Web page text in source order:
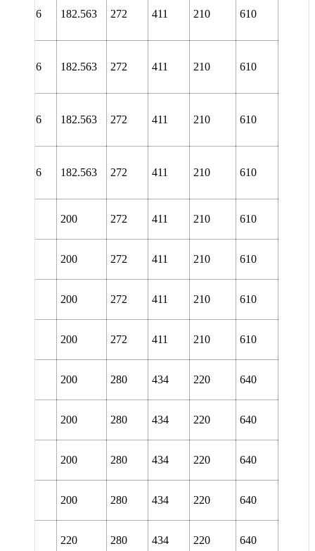
7.3/16
182.563 272 411 210 610
7.3/16
182.563 272 411 210 610
7.3/16
182.563 272 411 210 610
7.3/16
182.563 272 411 210 610
200 272 411 210 610
200 272 411 210 610
200 272 411 210 610
200 272 411 210 610
200 280 434 220 640
200 280 434 220 640
200 280 434 220 640
200 280 434 220 640
220 280 434 220 640